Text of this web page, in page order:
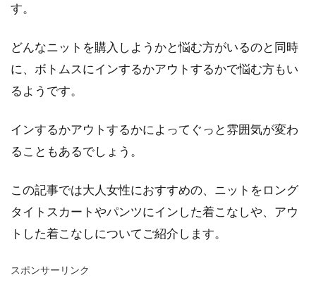
す。
どんなニットを購入しようかと悩む方がいるのと同時
に、ボトムスにインするかアウトするかで悩む方もい
るようです。
インするかアウトするかによってぐっと雰囲気が変わ
ることもあるでしょう。
この記事では大人女性におすすめの、ニットをロング
タイトスカートやパンツにインした着こなしや、アウ
トした着こなしについてご紹介します。
スポンサーリンク